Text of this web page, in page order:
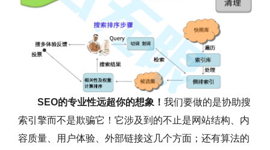
SEO的专业性远超你的想象！ 我们要做的是协助搜
索引擎而不是欺骗它！它涉及到的不止是网站结构、内
容质量、用户体验、外部链接这几个方面；还有算法的